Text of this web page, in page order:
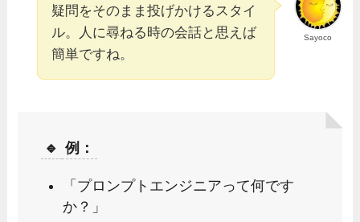
Sayoco
疑問をそのまま投げかけるスタイ
ル。人に尋ねる時の会話と思えば
簡単ですね。
🔹 例：
「プロンプトエンジニアって何です
か？」